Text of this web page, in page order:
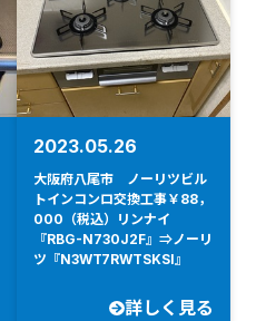
2023.05.26
大阪府八尾市 ノーリツビル
トインコンロ交換工事￥88，
000（税込）リンナイ
『RBG-N730J2F』⇒ノーリ
ツ『N3WT7RWTSKSI』
詳しく見る